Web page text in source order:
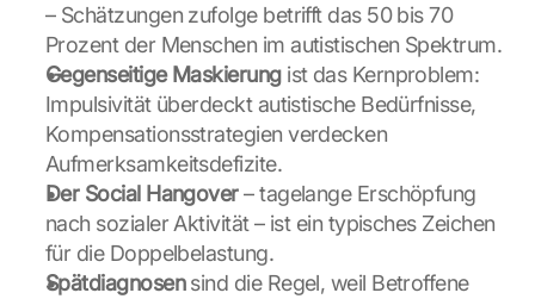
– Schätzungen zufolge betrifft das 50 bis 70
Prozent der Menschen im autistischen Spektrum.
Gegenseitige Maskierung ist das Kernproblem:
Impulsivität überdeckt autistische Bedürfnisse,
Kompensationsstrategien verdecken
Aufmerksamkeitsdefizite.
Der Social Hangover – tagelange Erschöpfung
nach sozialer Aktivität – ist ein typisches Zeichen
für die Doppelbelastung.
Spätdiagnosen sind die Regel, weil Betroffene
e
r
e
n
D
a
t
n
a
n